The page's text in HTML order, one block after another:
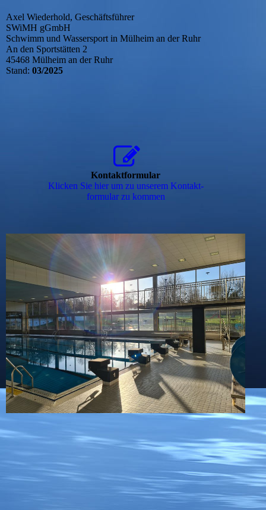
Axel Wiederhold, Geschäftsführer
SWiMH gGmbH
Schwimm und Wassersport in Mülheim an der Ruhr
An den Sportstätten 2
45468 Mülheim an der Ruhr
Stand: 03/2025
Kontaktformular
Klicken Sie hier um zu unserem Kon­takt­
for­mu­lar zu kommen